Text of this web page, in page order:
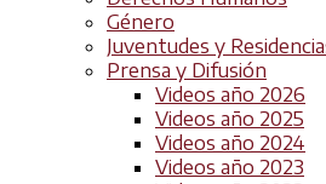
Género
Juventudes y
Prensa y Difusión
Videos año 2026
Videos año 2025
Videos año 2024
Videos año 2023